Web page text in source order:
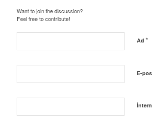
Want to join the discussion?
Feel free to contribute!
Ad *
E-